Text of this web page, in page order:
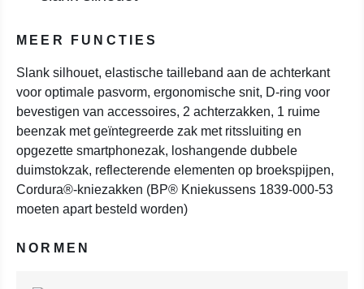
MEER FUNCTIES
Slank silhouet, elastische tailleband aan de achterkant
voor optimale pasvorm, ergonomische snit, D-ring voor
bevestigen van accessoires, 2 achterzakken, 1 ruime
beenzak met geïntegreerde zak met ritssluiting en
opgezette smartphonezak, loshangende dubbele
duimstokzak, reflecterende elementen op broekspijpen,
Cordura®-kniezakken (BP® Kniekussens 1839-000-53
moeten apart besteld worden)
NORMEN